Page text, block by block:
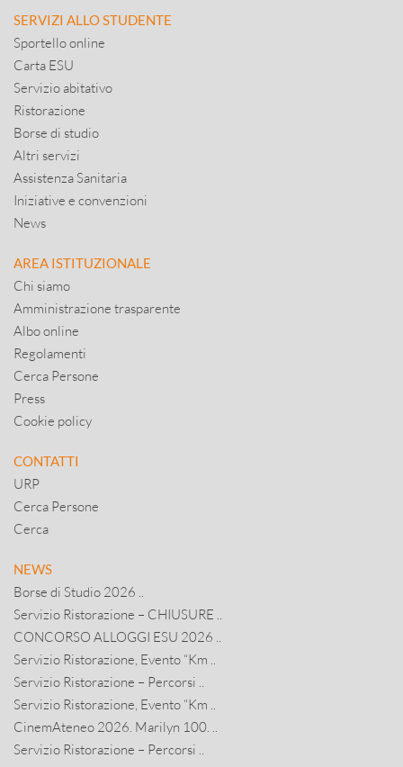
SERVIZI ALLO STUDENTE
Sportello online
Carta ESU
Servizio abitativo
Ristorazione
Borse di studio
Altri servizi
Assistenza Sanitaria
Iniziative e convenzioni
News
AREA ISTITUZIONALE
Chi siamo
Amministrazione trasparente
Albo online
Regolamenti
Cerca Persone
Press
Cookie policy
CONTATTI
URP
Cerca Persone
Cerca
NEWS
Borse di Studio 2026 ..
Servizio Ristorazione – CHIUSURE ..
CONCORSO ALLOGGI ESU 2026 ..
Servizio Ristorazione, Evento “Km ..
Servizio Ristorazione – Percorsi ..
Servizio Ristorazione, Evento “Km ..
CinemAteneo 2026. Marilyn 100. ..
Servizio Ristorazione – Percorsi ..